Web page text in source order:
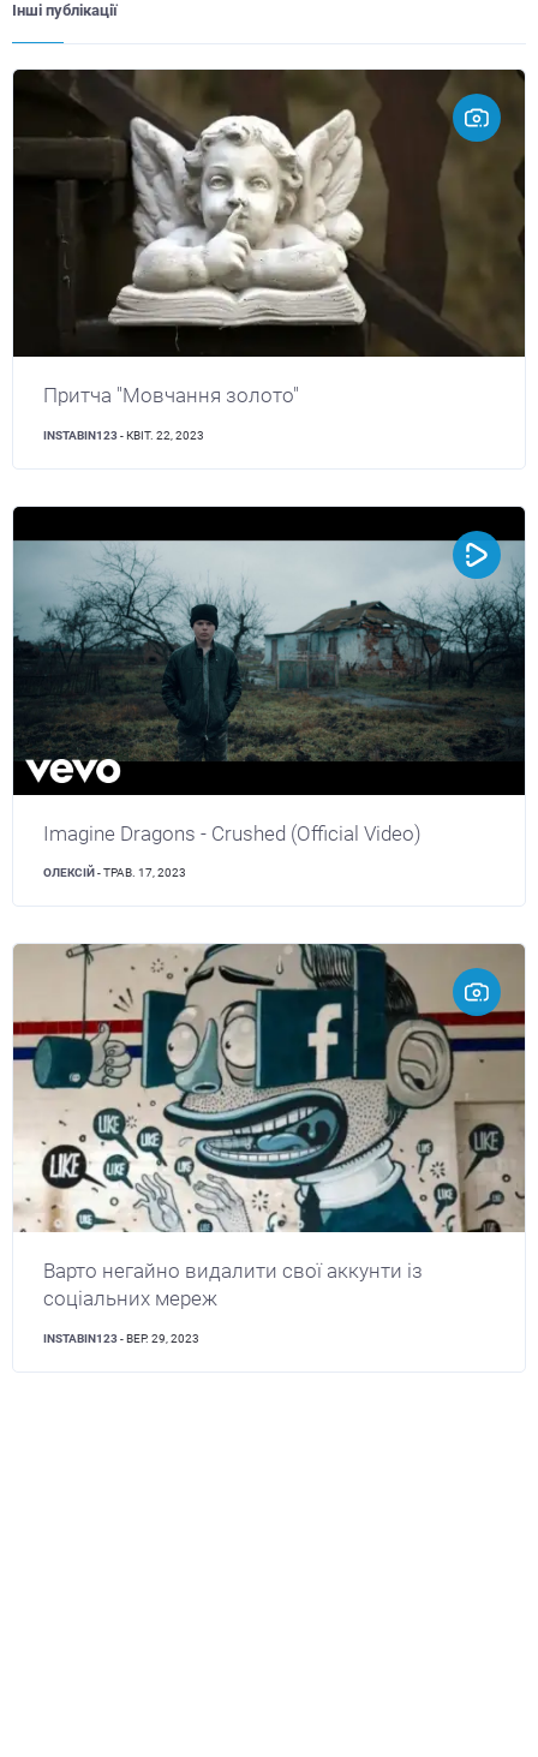
Інші публікації
Притча "Мовчання золото"
INSTABIN123 - КВІТ. 22, 2023
Imagine Dragons - Crushed (Official Video)
ОЛЕКСІЙ - ТРАВ. 17, 2023
Варто негайно видалити свої аккунти із
соціальних мереж
INSTABIN123 - ВЕР. 29, 2023